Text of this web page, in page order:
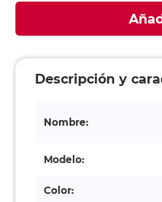
Descripción y
Nombre:
Modelo:
Color: